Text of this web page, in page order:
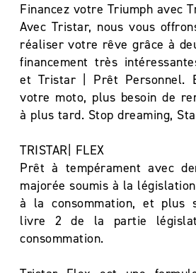
Financez votre Triumph avec
Avec Tristar, nous vous
réaliser votre rêve grâce à
financement très
et Tristar | Prêt Personnel.
votre moto, plus besoin de
à plus tard. Stop dreaming,
TRISTAR| FLEX
Prêt à tempérament avec
majorée soumis à la
à la consommation, et plus
livre 2 de la partie
consommation.